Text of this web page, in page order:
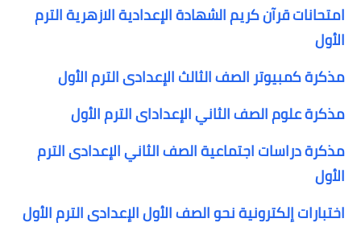
امتحانات قرآن كريم الشهادة الإعدادية الازهرية الترم
الأول
مذكرة كمبيوتر الصف الثالث الإعدادى الترم الأول
مذكرة علوم الصف الثاني الإعداداى الترم الأول
مذكرة دراسات اجتماعية الصف الثاني الإعدادى الترم
الأول
اختبارات إلكترونية نحو الصف الأول الإعدادى الترم الأول